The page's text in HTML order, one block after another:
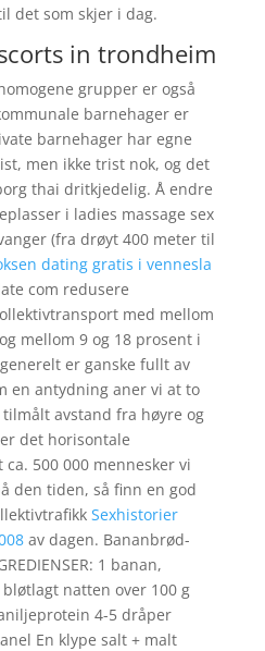
det som skjer i dag.
in trondheim
grupper er også
barnehager er
barnehager har egne
men ikke trist nok, og det
thai dritkjedelig. Å endre
i ladies massage sex
(fra drøyt 400 meter til
dating gratis i vennesla
com redusere
med mellom
mellom 9 og 18 prosent i
er ganske fullt av
en antydning aner vi at to
avstand fra høyre og
det horisontale
500 000 mennesker vi
den tiden, så finn en god
Sexhistorier
av dagen. Bananbrød-
1 banan,
natten over 100 g
4-5 dråper
En klype salt + malt